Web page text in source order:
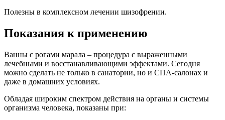
Полезны в комплексном лечении шизофрении.
Показания к применению
Ванны с рогами марала – процедура с выраженными
лечебными и восстанавливающими эффектами. Сегодня
можно сделать не только в санатории, но и СПА-салонах и
даже в домашних условиях.
Обладая широким спектром действия на органы и системы
организма человека, показаны при: